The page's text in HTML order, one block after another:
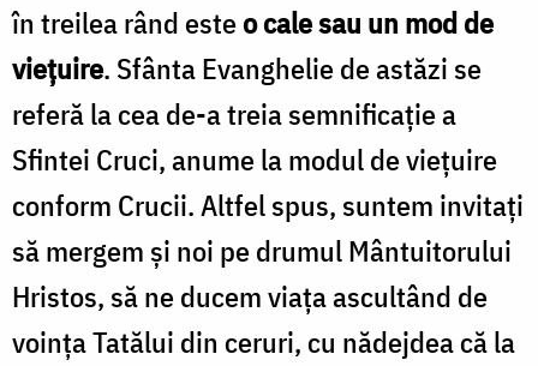
în treilea rând esteo cale sau un mod de
viețuire. Sfânta Evanghelie de astăzi se
referă la cea de-a treia semnificație a
Sfintei Cruci, anume la modul de viețuire
conform Crucii. Altfel spus, suntem invitați
să mergem și noi pe drumul Mântuitorului
Hristos, să ne ducem viața ascultând de
voința Tatălui din ceruri, cu nădejdea că la